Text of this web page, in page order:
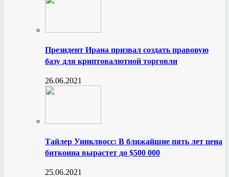
Президент Ирана призвал создать правовую
базу для криптовалютной торговли
26.06.2021
Тайлер Уинклвосс: В ближайшие пять лет цена
биткоина вырастет до $500 000
25.06.2021